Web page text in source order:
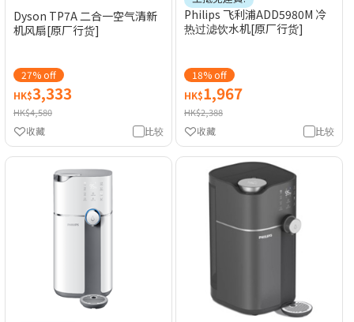
Dyson TP7A 二合一空气清新
机风扇[原厂行货]
27% off
HK$3,333
HK$4,580
比较
收藏
Philips 飞利浦ADD5980M 冷
热过滤饮水机[原厂行货]
18% off
HK$1,967
HK$2,388
比较
收藏